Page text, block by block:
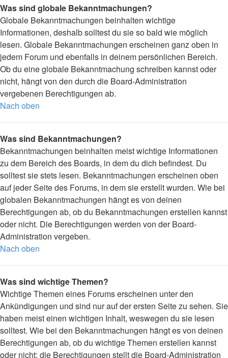
Was sind globale Bekanntmachungen?
Globale Bekanntmachungen beinhalten wichtige
Informationen, deshalb solltest du sie so bald wie möglich
lesen. Globale Bekanntmachungen erscheinen ganz oben in
jedem Forum und ebenfalls in deinem persönlichen Bereich.
Ob du eine globale Bekanntmachung schreiben kannst oder
nicht, hängt von den durch die Board-Administration
vergebenen Berechtigungen ab.
Nach oben
Was sind Bekanntmachungen?
Bekanntmachungen beinhalten meist wichtige Informationen
zu dem Bereich des Boards, in dem du dich befindest. Du
solltest sie stets lesen. Bekanntmachungen erscheinen oben
auf jeder Seite des Forums, in dem sie erstellt wurden. Wie bei
globalen Bekanntmachungen hängt es von deinen
Berechtigungen ab, ob du Bekanntmachungen erstellen kannst
oder nicht. Die Berechtigungen werden von der Board-
Administration vergeben.
Nach oben
Was sind wichtige Themen?
Wichtige Themen eines Forums erscheinen unter den
Ankündigungen und sind nur auf der ersten Seite zu sehen. Sie
haben meist einen wichtigen Inhalt, weswegen du sie lesen
solltest. Wie bei den Bekanntmachungen hängt es von deinen
Berechtigungen ab, ob du wichtige Themen erstellen kannst
oder nicht; die Berechtigungen stellt die Board-Administration